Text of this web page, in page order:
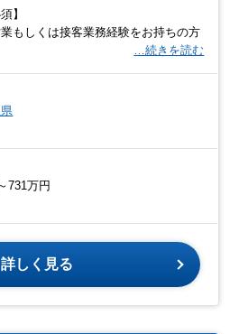
】
業もしくは接客業務経験をお持ちの方
…続きを読む
731万円
詳しく見る